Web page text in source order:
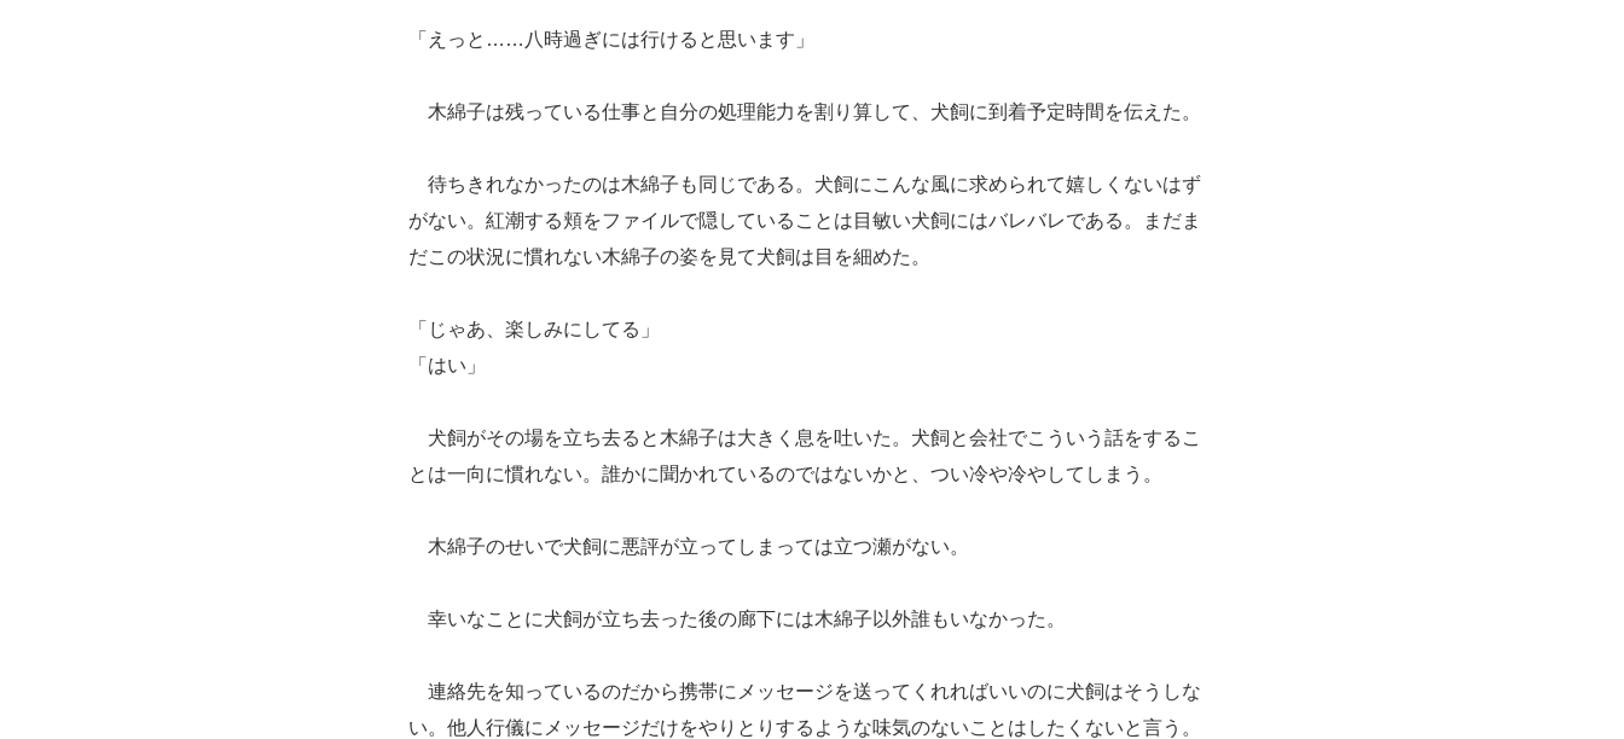
「えっと……八時過ぎには行けると思います」
木綿子は残っている仕事と自分の処理能力を割り算して、犬飼に到着予定時間を伝えた。
待ちきれなかったのは木綿子も同じである。犬飼にこんな風に求められて嬉しくないはず
がない。紅潮する頬をファイルで隠していることは目敏い犬飼にはバレバレである。まだま
だこの状況に慣れない木綿子の姿を見て犬飼は目を細めた。
「じゃあ、楽しみにしてる」
「はい」
犬飼がその場を立ち去ると木綿子は大きく息を吐いた。犬飼と会社でこういう話をするこ
とは一向に慣れない。誰かに聞かれているのではないかと、つい冷や冷やしてしまう。
木綿子のせいで犬飼に悪評が立ってしまっては立つ瀬がない。
幸いなことに犬飼が立ち去った後の廊下には木綿子以外誰もいなかった。
連絡先を知っているのだから携帯にメッセージを送ってくれればいいのに犬飼はそうしな
い。他人行儀にメッセージだけをやりとりするような味気のないことはしたくないと言う。